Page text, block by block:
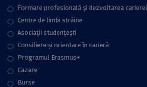
Formare profesională și dezvoltarea carierei
Centre de limbi străine
Asociații studențești
Consiliere şi orientare în carieră
Programul Erasmus+
Cazare
Burse